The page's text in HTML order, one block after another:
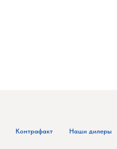
Контрафакт Наши дилеры